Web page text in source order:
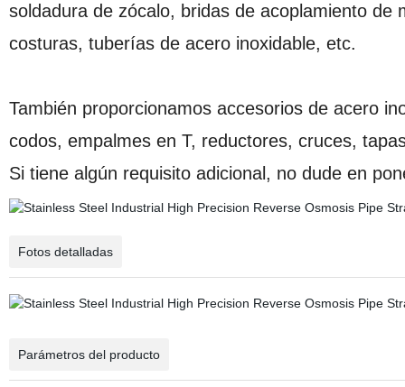
soldadura de zócalo, bridas de acoplamiento
costuras, tuberías de acero inoxidable, etc.
También proporcionamos accesorios de acero
codos, empalmes en T, reductores, cruces,
Si tiene algún requisito adicional, no dude en
Fotos detalladas
Parámetros del producto